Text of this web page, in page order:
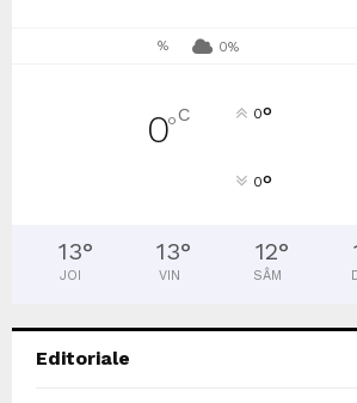
% 0%
0°C 0°
0°
13°
JOI
13°
VIN
12°
SÂM
Editoriale